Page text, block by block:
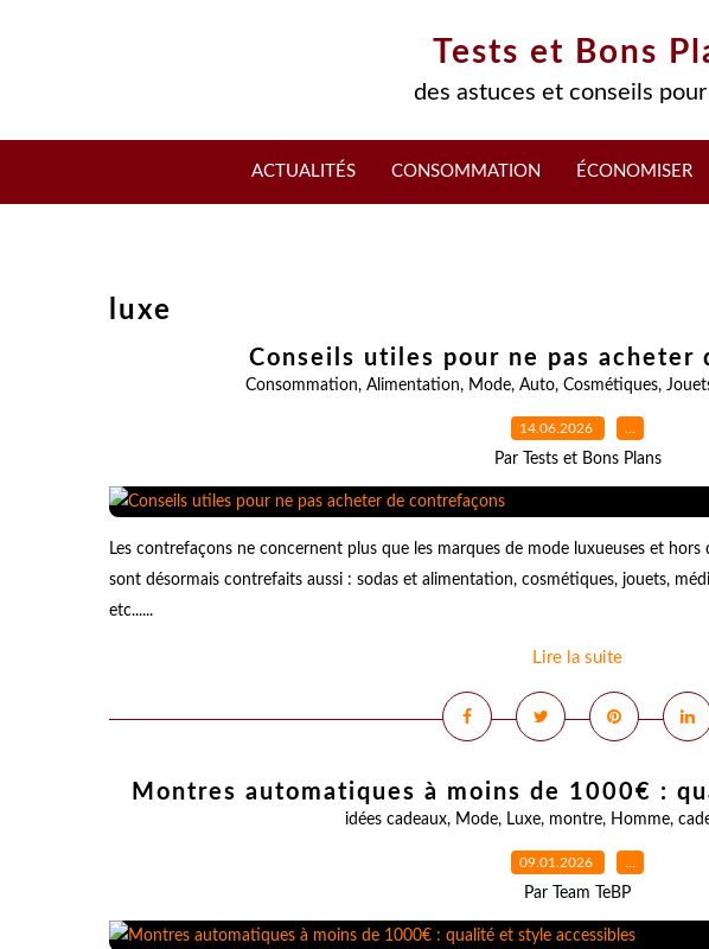
Tests et Bons
des astuces et conseils
ACTUALITÉS CONSOMMATION ÉCONOMISER
luxe
Conseils utiles pour ne pas acheter
Consommation, Alimentation, Mode, Auto, Cosmétiques,
14.06.2026 …
Par Tests et Bons Plans
Les contrefaçons ne concernent plus que les marques de mode luxueuses et
sont désormais contrefaits aussi : sodas et alimentation, cosmétiques, jouets,
etc......
Lire la suite
Montres automatiques à moins de 1000€ :
idées cadeaux, Mode, Luxe, montre, Homme,
09.01.2026 …
Par Team TeBP